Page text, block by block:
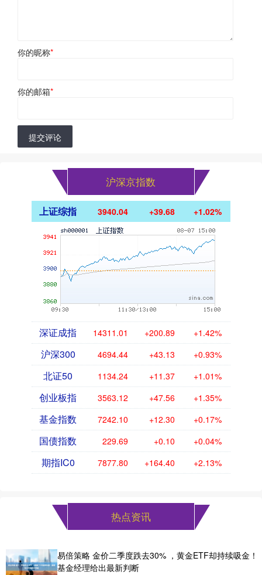
你的昵称*
你的邮箱*
提交评论
沪深京指数
上证综指 3940.04 +39.68 +1.02%
深证成指 14311.01 +200.89 +1.42%
沪深300 4694.44 +43.13 +0.93%
北证50 1134.24 +11.37 +1.01%
创业板指 3563.12 +47.56 +1.35%
基金指数 7242.10 +12.30 +0.17%
国债指数 229.69 +0.10 +0.04%
期指IC0 7877.80 +164.40 +2.13%
热点资讯
易倍策略 金价二季度跌去30% ，黄金ETF却持续吸金！
基金经理给出最新判断